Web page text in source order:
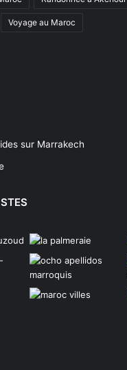
Voyage au Maroc
sur Marrakech